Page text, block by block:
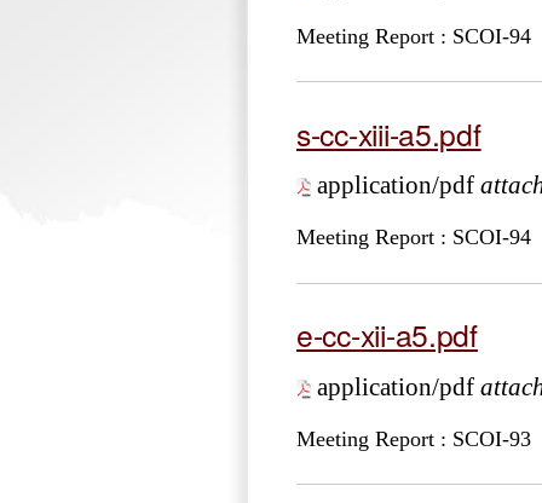
Meeting Report : SCOI-94
s-cc-xiii-a5.pdf
application/pdf
Meeting Report : SCOI-94
e-cc-xii-a5.pdf
application/pdf
Meeting Report : SCOI-93